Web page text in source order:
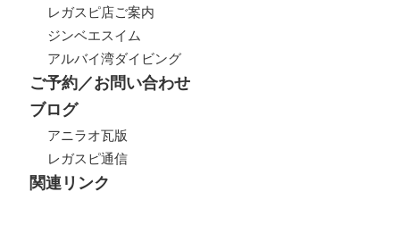
レガスピ店ご案内
ジンベエスイム
アルバイ湾ダイビング
ご予約／お問い合わせ
ブログ
アニラオ瓦版
レガスピ通信
関連リンク